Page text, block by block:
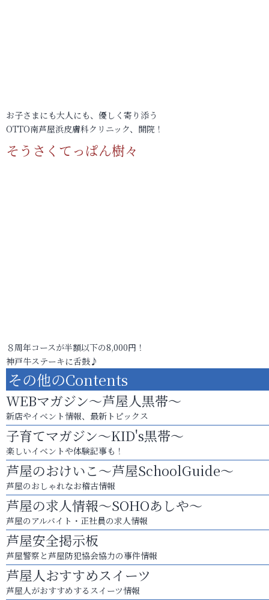
お子さまにも大人にも、優しく寄り添う
OTTO南芦屋浜皮膚科クリニック、開院！
そうさくてっぱん樹々
８周年コースが半額以下の8,000円！
神戸牛ステーキに舌鼓♪
その他のContents
WEBマガジン～芦屋人黒帯～
新店やイベント情報、最新トピックス
子育てマガジン～KID's黒帯～
楽しいイベントや体験記事も！
芦屋のおけいこ～芦屋SchoolGuide～
芦屋のおしゃれなお稽古情報
芦屋の求人情報～SOHOあしや～
芦屋のアルバイト・正社員の求人情報
芦屋安全掲示板
芦屋警察と芦屋防犯協会協力の事件情報
芦屋人おすすめスイーツ
芦屋人がおすすめするスイーツ情報